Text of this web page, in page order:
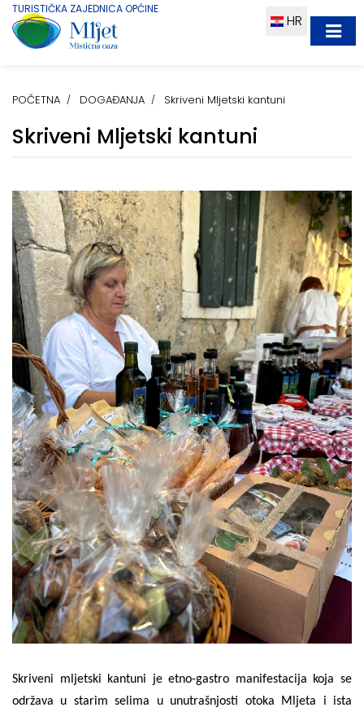
TURISTIČKA ZAJEDNICA OPĆINE
HR
POČETNA DOGAĐANJA Skriveni Mljetski kantuni
Skriveni Mljetski kantuni
Skriveni mljetski kantuni je etno-gastro manifestacija koja se
održava u starim selima u unutrašnjosti otoka Mljeta i ista